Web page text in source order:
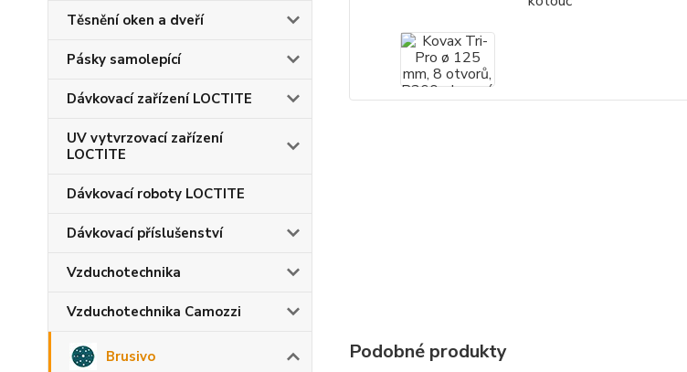
Těsnění oken a dveří
Pásky samolepící
Dávkovací zařízení LOCTITE
UV vytvrzovací zařízení
LOCTITE
Dávkovací roboty LOCTITE
Dávkovací příslušenství
Vzduchotechnika
Vzduchotechnika Camozzi
Brusivo Podobné produkty